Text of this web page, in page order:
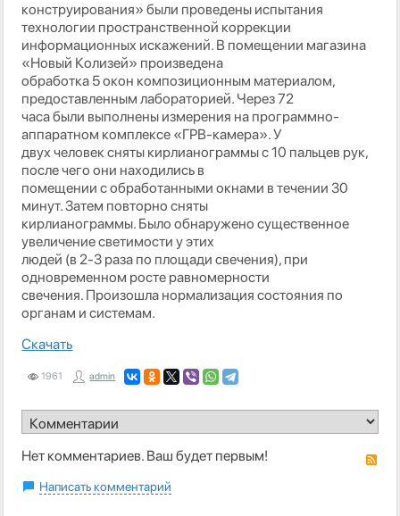
конструирования» были проведены испытания
технологии пространственной коррекции
информационных искажений. В помещении магазина
«Новый Колизей» произведена
обработка 5 окон композиционным материалом,
предоставленным лабораторией. Через 72
часа были выполнены измерения на программно-
аппаратном комплексе «ГРВ-камера». У
двух человек сняты кирлианограммы с 10 пальцев рук,
после чего они находились в
помещении с обработанными окнами в течении 30
минут. Затем повторно сняты
кирлианограммы. Было обнаружено существенное
увеличение светимости у этих
людей (в 2-3 раза по площади свечения), при
одновременном росте равномерности
свечения. Произошла нормализация состояния по
органам и системам.
Скачать
1961 admin
Нет комментариев. Ваш будет первым!
Написать комментарий